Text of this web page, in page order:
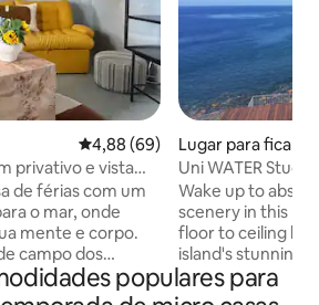
4,88 de uma avaliação média
4,88 (69)
privativo e vista
de férias com um
o mar, onde
mente e corpo.
campo dos
que você precisa
dias lentos e se
Lugar para ficar ⋅
Mar
Uni WATER Studio
Wake up to
scenery in this
floor to ceiling
island's stunning
requiring a
appreciate the
populares para